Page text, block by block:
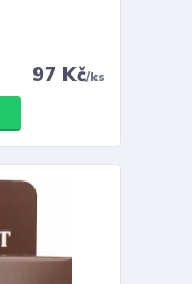
97 Kč/ks